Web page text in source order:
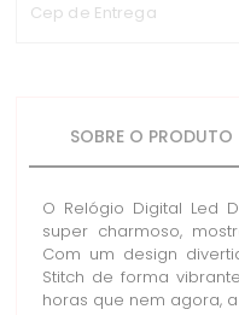
Cep de Entrega
SOBRE O PRODUTO
O Relógio Digital Led
super charmoso,
Com um design
Stitch de forma
horas que nem agora,